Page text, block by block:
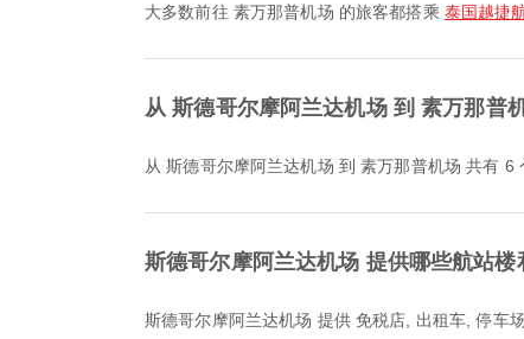
大多数前往 素万那普机场 的旅客都搭乘 泰国越捷
从 斯德哥尔摩阿兰达机场 到 素万那普
从 斯德哥尔摩阿兰达机场 到 素万那普机场 共有 6
斯德哥尔摩阿兰达机场 提供哪些航站楼
斯德哥尔摩阿兰达机场 提供 免税店, 出租车, 停